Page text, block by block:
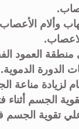
وألام
منطقة العمود
الدورة الدموية.
لزيادة مناعة
الجسم أثناء
تقوية